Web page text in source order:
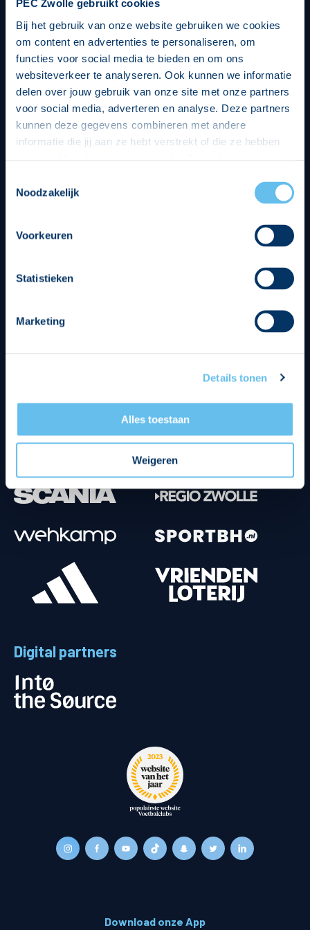
PEC Zwolle gebruikt cookies
Bij het gebruik van onze website gebruiken we cookies
om content en advertenties te personaliseren, om
functies voor social media te bieden en om ons
websiteverkeer te analyseren. Ook kunnen we informatie
delen over jouw gebruik van onze site met onze partners
voor social media, adverteren en analyse. Deze partners
kunnen deze gegevens combineren met andere
informatie die jij aan ze hebt verstrekt of die ze hebben
op een veilige en integere wijze. Je kunt je toestemming
beheren op de privacy- en cookieverklaring pagina.
Noodzakelijk
Voorkeuren
Statistieken
Marketing
Details tonen
Alles toestaan
Weigeren
Digital partners
Download onze App